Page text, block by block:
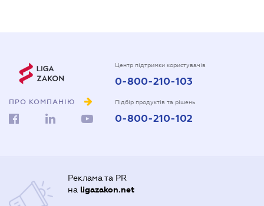
ПРО КОМПАНІЮ
Центр підтримки користувачів
0-800-210-103
Підбір продуктів та рішень
0-800-210-102
Реклама та PR
на ligazakon.net